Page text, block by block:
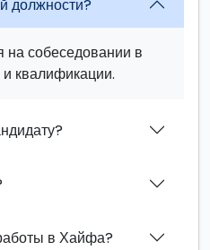
должности?
на собеседовании в
квалификации.
в Хайфа?